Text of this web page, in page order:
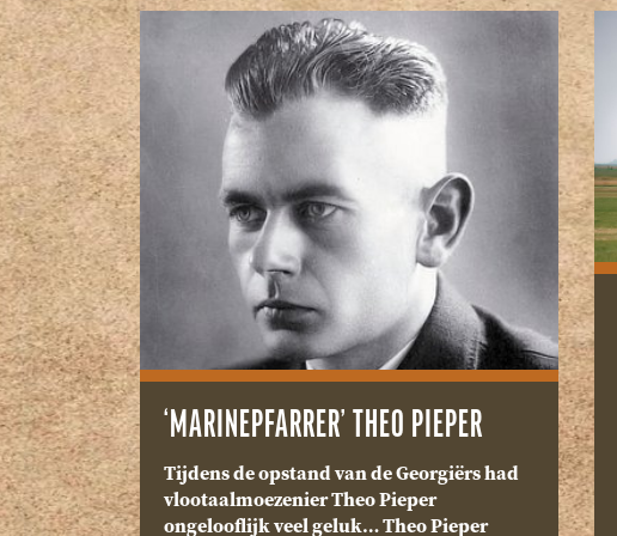
‘MARINEPFARRER’ THEO PIEPER
Tijdens de opstand van de Georgiërs had
vlootaalmoezenier Theo Pieper
ongelooflijk veel geluk… Theo Pieper